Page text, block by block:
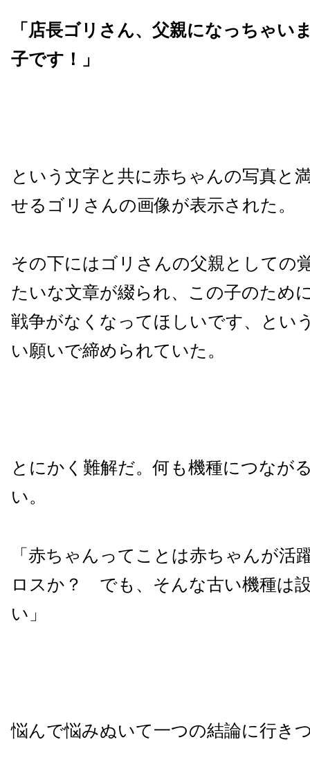
「店長ゴリさん、父親になっちゃ
子です！」
という文字と共に赤ちゃんの写真と
せるゴリさんの画像が表示された。
その下にはゴリさんの父親としての
たいな文章が綴られ、この子のため
戦争がなくなってほしいです、とい
い願いで締められていた。
とにかく難解だ。何も機種につなが
い。
「赤ちゃんってことは赤ちゃんが活
ロスか？ でも、そんな古い機種は
い」
悩んで悩みぬいて一つの結論に行き